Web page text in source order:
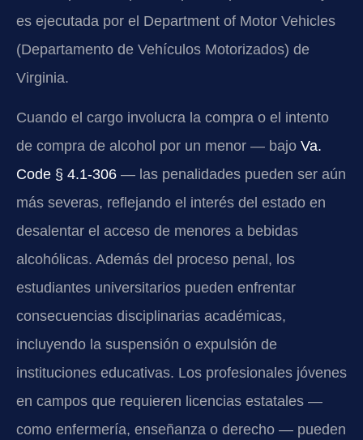
es ejecutada por el Department of Motor Vehicles
(Departamento de Vehículos Motorizados) de
Virginia.
Cuando el cargo involucra la compra o el intento
de compra de alcohol por un menor — bajo Va.
Code § 4.1-306 — las penalidades pueden ser aún
más severas, reflejando el interés del estado en
desalentar el acceso de menores a bebidas
alcohólicas. Además del proceso penal, los
estudiantes universitarios pueden enfrentar
consecuencias disciplinarias académicas,
incluyendo la suspensión o expulsión de
instituciones educativas. Los profesionales jóvenes
en campos que requieren licencias estatales —
como enfermería, enseñanza o derecho — pueden